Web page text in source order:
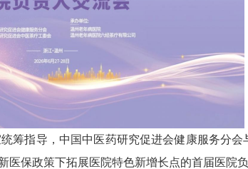
筹指导，中国中医药研究促进会健康服务分
保政策下拓展医院特色新增长点的首届医院